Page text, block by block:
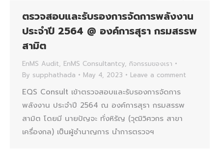
ตรวจสอบและรับรองการจัดการพลังงาน
ประจำปี 2564 @ องค์การสุรา กรมสรรพ
สามิต
EnMS Audit, EnMS Consultantcy, กิจกรรมของเรา
By supphathada May 4, 2023 Leave a comment
EQS Consult เข้าตรวจสอบและรับรองการจัดการ
พลังงาน ประจำปี 2564 ณ องค์การสุรา กรมสรรพ
สามิต โดยมี นายปัญจะ ทั่งหิรัญ (วุฒิวิศวกร สาขา
เครื่องกล) เป็นผู้ชำนาญการ นำการตรวจฯ